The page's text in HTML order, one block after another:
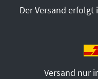
Der Versand
Versand nur